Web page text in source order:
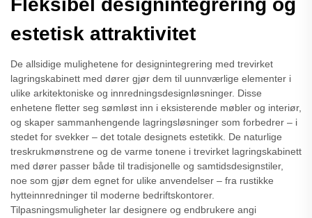
Fleksibel designintegrering og
estetisk attraktivitet
De allsidige mulighetene for designintegrering med trevirket
lagringskabinett med dører gjør dem til uunnværlige elementer i
ulike arkitektoniske og innredningsdesignløsninger. Disse
enhetene fletter seg sømløst inn i eksisterende møbler og interiør,
og skaper sammanhengende lagringsløsninger som forbedrer – i
stedet for svekker – det totale designets estetikk. De naturlige
treskrukmønstrene og de varme tonene i trevirket lagringskabinett
med dører passer både til tradisjonelle og samtidsdesignstiler,
noe som gjør dem egnet for ulike anvendelser – fra rustikke
hytteinnredninger til moderne bedriftskontorer.
Tilpasningsmuligheter lar designere og endbrukere angi